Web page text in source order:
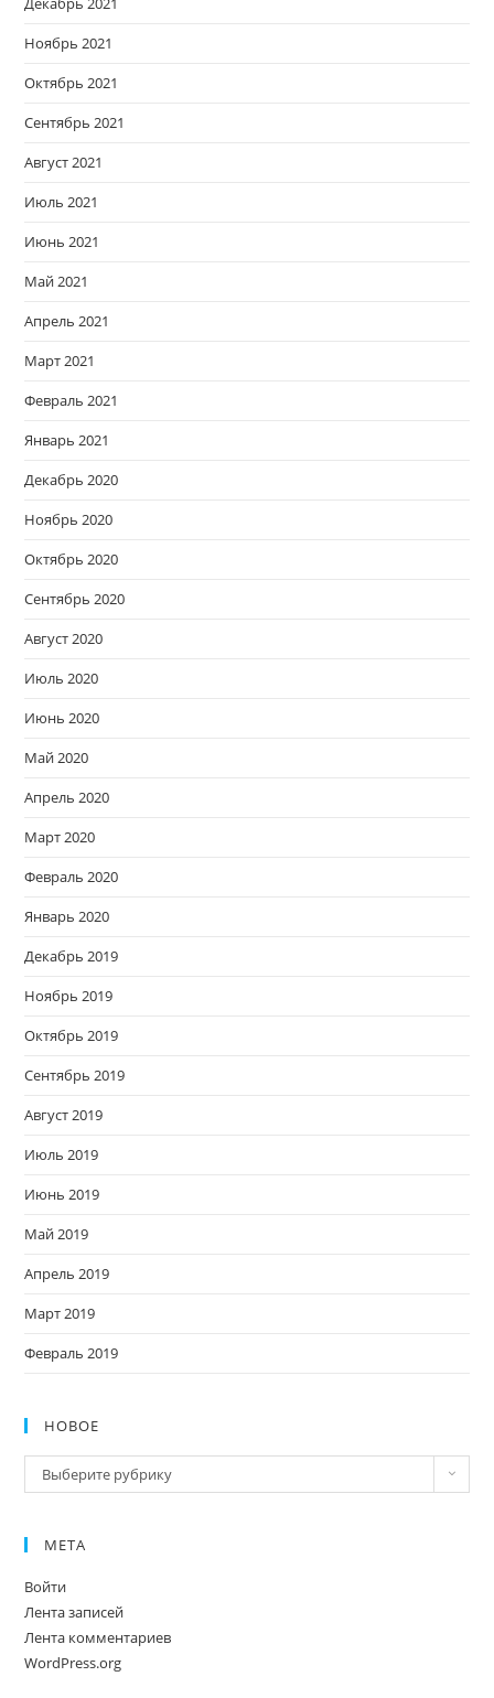
Ноябрь 2021
Октябрь 2021
Сентябрь 2021
Август 2021
Июль 2021
Июнь 2021
Май 2021
Апрель 2021
Март 2021
Февраль 2021
Январь 2021
Декабрь 2020
Ноябрь 2020
Октябрь 2020
Сентябрь 2020
Август 2020
Июль 2020
Июнь 2020
Май 2020
Апрель 2020
Март 2020
Февраль 2020
Январь 2020
Декабрь 2019
Ноябрь 2019
Октябрь 2019
Сентябрь 2019
Август 2019
Июль 2019
Июнь 2019
Май 2019
Апрель 2019
Март 2019
Февраль 2019
НОВОЕ
Новое
Выберите рубрику
МЕТА
Войти
Лента записей
Лента комментариев
WordPress.org